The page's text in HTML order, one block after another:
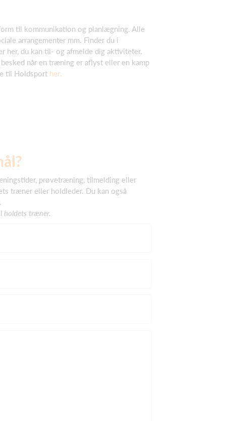
til kommunikation og planlægning. Alle
arrangementer mm. Finder du i
her, du kan til- og afmelde dig aktiviteter.
når en træning er aflyst eller en kamp
til Holdsport her.
prøvetræning, tilmelding eller
træner eller holdleder. Du kan også
holdets træner.